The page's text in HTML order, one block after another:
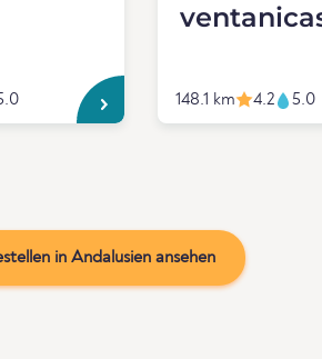
148.1 km 4.2 5.0
in Andalusien ansehen